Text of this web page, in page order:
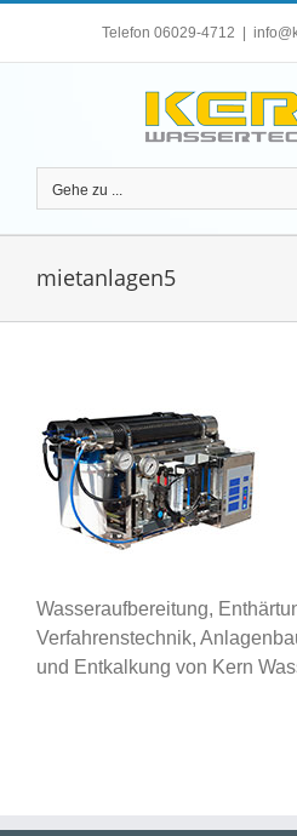
Telefon 06029-4712
Gehe zu ...
mietanlagen5
Wasseraufbereitung,
Verfahrenstechnik,
und Entkalkung von Kern